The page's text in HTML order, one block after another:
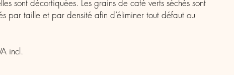
sont décortiquées. Les grains de café verts séchés sont
par taille et par densité afin d’éliminer tout défaut ou
incl.